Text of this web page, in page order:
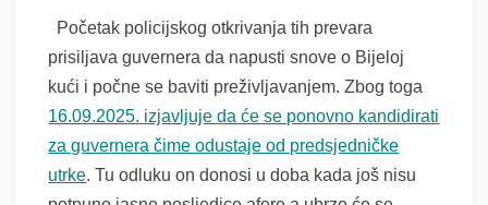
Početak policijskog otkrivanja tih prevara
prisiljava guvernera da napusti snove o Bijeloj
kući i počne se baviti preživljavanjem. Zbog toga
16.09.2025. izjavljuje da će se ponovno kandidirati
za guvernera čime odustaje od predsjedničke
utrke. Tu odluku on donosi u doba kada još nisu